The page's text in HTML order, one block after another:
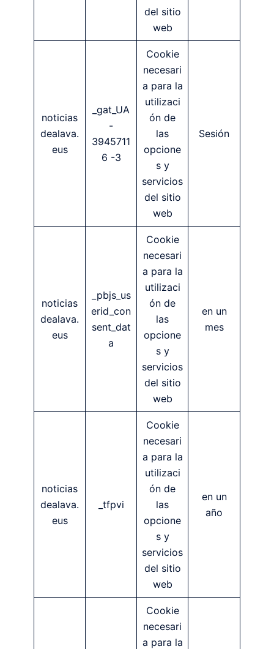
del sitio
web
noticias
dealava.
eus
_gat_UA
-
3945711
6 -3
Cookie
necesari
a para la
utilizaci
ón de
las
opcione
s y
servicios
del sitio
web
Sesión
noticias
dealava.
eus
_pbjs_us
erid_con
sent_dat
a
Cookie
necesari
a para la
utilizaci
ón de
las
opcione
s y
servicios
del sitio
web
en un
mes
noticias
dealava.
eus
_tfpvi
Cookie
necesari
a para la
utilizaci
ón de
las
opcione
s y
servicios
del sitio
web
en un
año
Cookie
necesari
a para la